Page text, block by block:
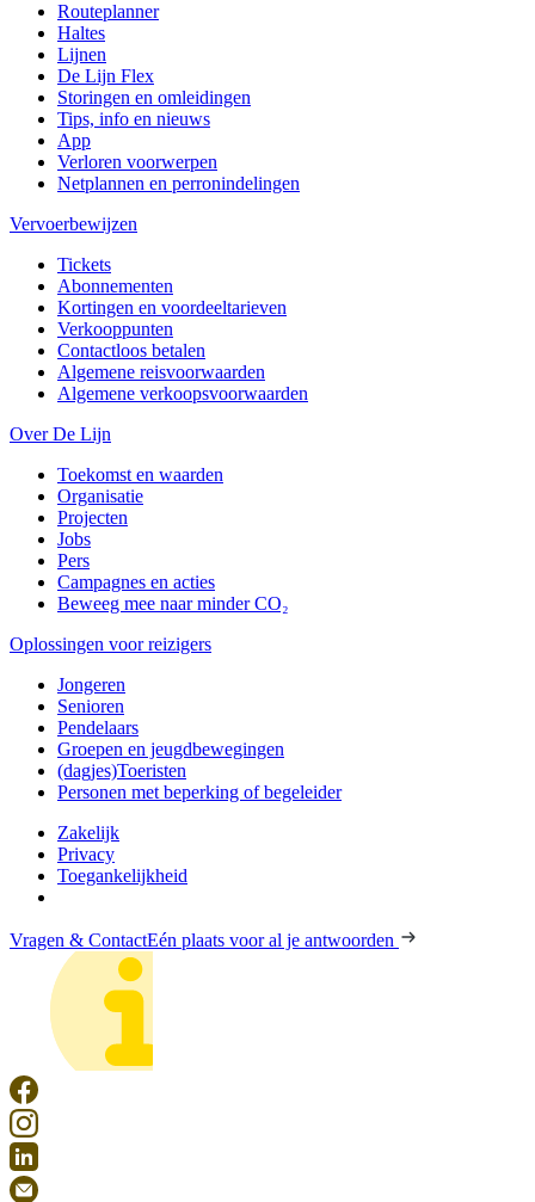
Routeplanner
Haltes
Lijnen
De Lijn Flex
Storingen en omleidingen
Tips, info en nieuws
App
Verloren voorwerpen
Netplannen en perronindelingen
Vervoerbewijzen
Tickets
Abonnementen
Kortingen en voordeeltarieven
Verkooppunten
Contactloos betalen
Algemene reisvoorwaarden
Algemene verkoopsvoorwaarden
Over De Lijn
Toekomst en waarden
Organisatie
Projecten
Jobs
Pers
Campagnes en acties
Beweeg mee naar minder CO₂
Oplossingen voor reizigers
Jongeren
Senioren
Pendelaars
Groepen en jeugdbewegingen
(dagjes)Toeristen
Personen met beperking of begeleider
Zakelijk
Privacy
Toegankelijkheid
Vragen & ContactEén plaats voor al je antwoorden